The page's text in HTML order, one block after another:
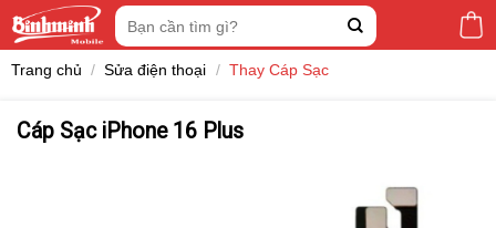
Tìm
kiếm:
Trang chủ / Sửa điện thoại / Thay Cáp Sạc
Cáp Sạc iPhone 16 Plus